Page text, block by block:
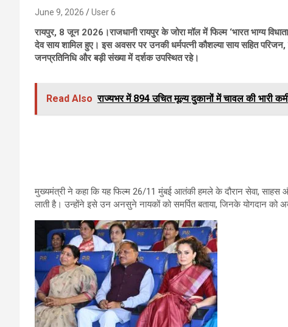
June 9, 2026 User 6
रायपुर, 8 जून 2026।राजधानी रायपुर के जोरा मॉल में फिल्म ‘भारत भाग्य
देव साय शामिल हुए। इस अवसर पर उनकी धर्मपत्नी कौशल्या साय सहित
जनप्रतिनिधि और बड़ी संख्या में दर्शक उपस्थित रहे।
Read Also राज्यभर में 894 उचित मूल्य दुकानों में चावल की भारी
मुख्यमंत्री ने कहा कि यह फिल्म 26/11 मुंबई आतंकी हमले के दौरान सेवा, साहस
लाती है। उन्होंने इसे उन अनसुने नायकों को समर्पित बताया, जिनके योगदान को